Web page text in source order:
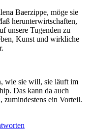
Baerzippe, möge sie
herunterwirtschaften,
unsere Tugenden zu
Kunst und wirkliche
wie sie will, sie läuft im
Das kann da auch
zumindestens ein Vorteil.